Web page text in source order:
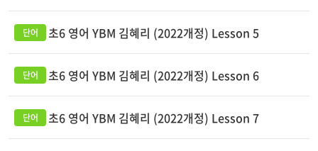
초6 영어 YBM 김혜리 (2022개정) Lesson 5
초6 영어 YBM 김혜리 (2022개정) Lesson 6
초6 영어 YBM 김혜리 (2022개정) Lesson 7